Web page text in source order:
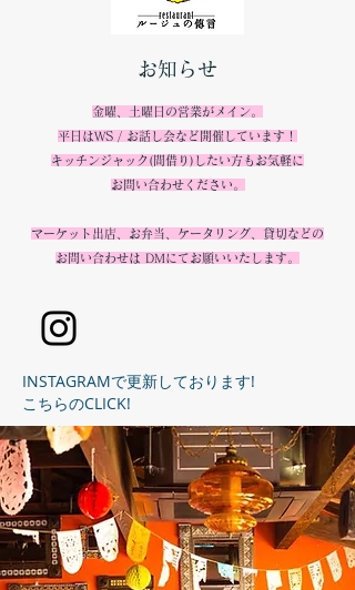
お知らせ
金曜、土曜日の営業がメイン。
平日はWS / お話し会など開催しています！
キッチンジャック(間借り)したい方もお気軽に
お問い合わせください。
マーケット出店、お弁当、ケータリング、貸切などの
お問い合わせは DMにてお願いいたします。
INSTAGRAMで更新しております!
こちらのCLICK!